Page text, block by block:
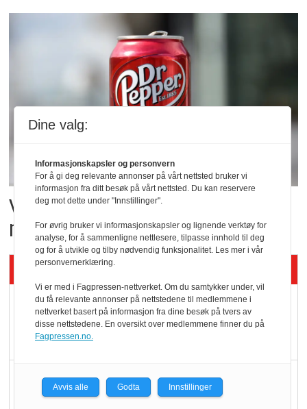
Vil vokse i brusmarkedet
med Dr Pepper
Siste artikler - KBS
Mat er viktigere enn
pris når elbilister
Ti bensinstasjoner
legger ned hver måned
Dine valg:
Informasjonskapsler og personvern
For å gi deg relevante annonser på vårt nettsted bruker vi
informasjon fra ditt besøk på vårt nettsted. Du kan reservere
deg mot dette under "Innstillinger".
For øvrig bruker vi informasjonskapsler og lignende verktøy for
analyse, for å sammenligne nettlesere, tilpasse innhold til deg
og for å utvikle og tilby nødvendig funksjonalitet. Les mer i vår
personvernerklæring.
Vi er med i Fagpressen-nettverket. Om du samtykker under, vil
du få relevante annonser på nettstedene til medlemmene i
nettverket basert på informasjon fra dine besøk på tvers av
disse nettstedene. En oversikt over medlemmene finner du på
Fagpressen.no.
Avvis alle Godta Innstillinger